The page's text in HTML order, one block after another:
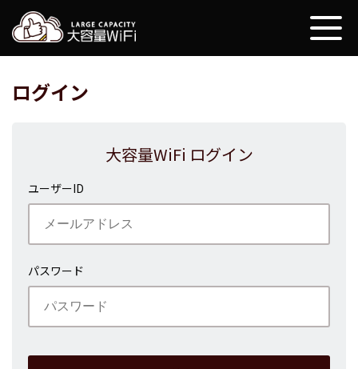
ログイン
大容量WiFi ログイン
ユーザーID
パスワード